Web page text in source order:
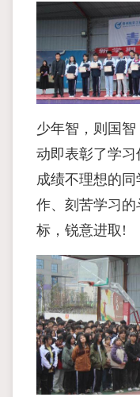
少年智，则国
动即表彰了学习
成绩不理想的
作、刻苦学习的
标，锐意进取!